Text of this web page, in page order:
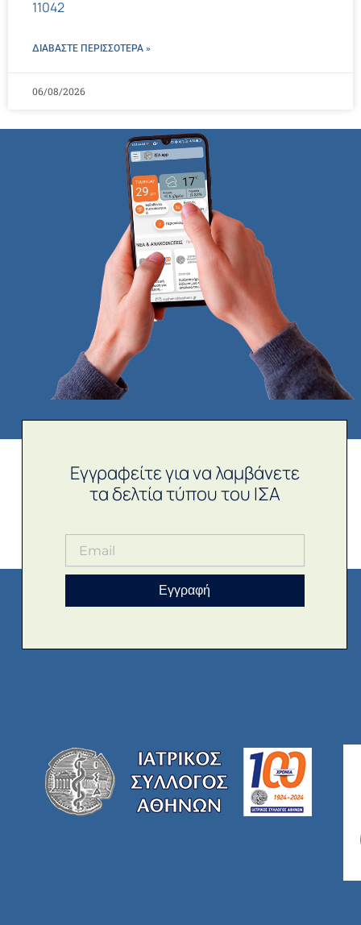
11042
ΔΙΑΒΑΣΤΕ ΠΕΡΙΣΣΌΤΕΡΑ »
06/08/2026
Εγγραφείτε για να λαμβάνετε
τα δελτία τύπου του ΙΣΑ
Εγγραφή